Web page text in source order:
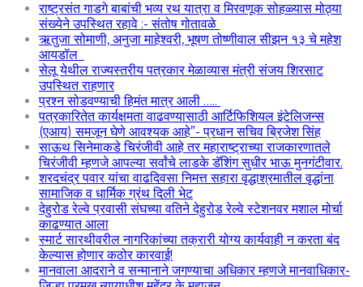
राष्ट्रसंत गाडगे बाबांची भव्य रथ यात्रा व मिरवणूक सोहळ्यास मोठ्या
संख्येने उपस्थित रहावे :- संतोष गोतावळे
ऋतुजा सोमाणी, अनुजा माहेश्वरी, भूषण तोष्णीवाल सीझन १३ चे महेश
आयडॉल
सेलू येथील राज्यस्तरीय पत्रकार मेळाव्यास मंत्री संजय शिरसाट
उपस्थित राहणार
प्रश्न सोडवण्याची हिमंत मात्र आली …..
पत्रकारितेत कार्यक्षमता वाढवण्यासाठी आर्टिफिशियल इंटेलिजन्स
(एआय) समजून घेणे आवश्यक आहे”- प्रधान सचिव ब्रिजेश सिंह
साऊथ सिनेमाकडे चिरंजीवी आहे तर महाराष्ट्राच्या राजकारणातले
चिरंजीवी म्हणजे आपल्या सर्वांचे लाडके डॅशिंग सुधीर भाऊ मुनगंटीवार.
शरदचंद्र पवार यांचा वाढदिवसा निमत्त सहारा वृद्धाश्रमातील वृद्धांना
सामाजिक व धार्मिक ग्रंथ दिली भेट
देहुरोड रेल्वे प्रवासी संघच्या वतिने देहुरोड रेल्वे स्टेशनवर मशाल मोर्चा
काढण्यात आला
स्मार्ट सारथीवरील नागरिकांच्या तक्रारी योग्य कार्यवाही न करता बंद
केल्यास होणार कठोर कारवाई!
मानवाला आदराने व सन्मानाने जगण्याचा अधिकार म्हणजे मानवाधिकार-